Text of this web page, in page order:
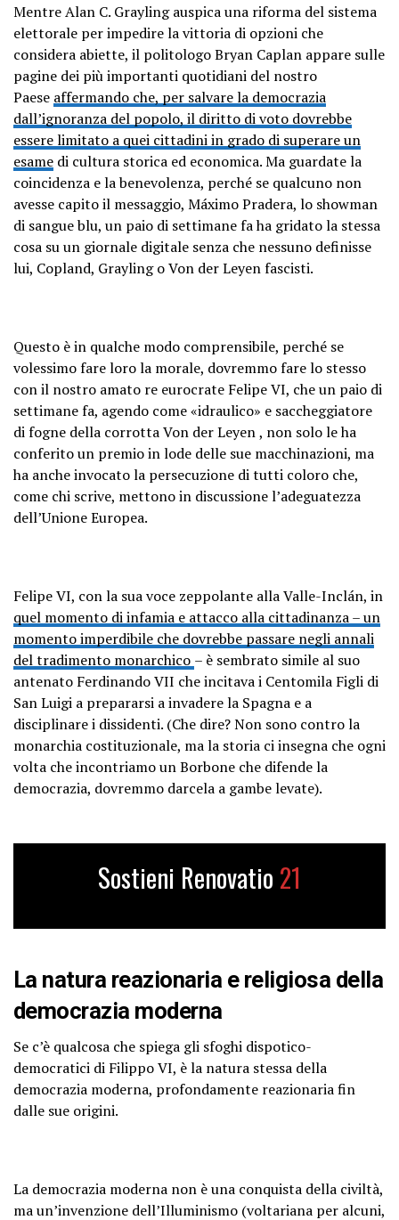
Mentre Alan C. Grayling auspica una riforma del sistema
elettorale per impedire la vittoria di opzioni che
considera abiette, il politologo Bryan Caplan appare sulle
pagine dei più importanti quotidiani del nostro
Paese affermando che, per salvare la democrazia
dall’ignoranza del popolo, il diritto di voto dovrebbe
essere limitato a quei cittadini in grado di superare un
esame di cultura storica ed economica. Ma guardate la
coincidenza e la benevolenza, perché se qualcuno non
avesse capito il messaggio, Máximo Pradera, lo showman
di sangue blu, un paio di settimane fa ha gridato la stessa
cosa su un giornale digitale senza che nessuno definisse
lui, Copland, Grayling o Von der Leyen fascisti.
Questo è in qualche modo comprensibile, perché se
volessimo fare loro la morale, dovremmo fare lo stesso
con il nostro amato re eurocrate Felipe VI, che un paio di
settimane fa, agendo come«idraulico» e saccheggiatore
di fogne della corrotta Von der Leyen, non solo le ha
conferito un premio in lode delle sue macchinazioni, ma
ha anche invocatola persecuzione di tutti coloro che,
come chi scrive, mettono in discussione l’adeguatezza
dell’Unione Europea.
Felipe VI, con la sua voce zeppolante alla Valle-Inclán, in
quel momento di infamia e attacco alla cittadinanza – un
momento imperdibile che dovrebbe passare negli annali
del tradimento monarchico – è sembrato simile al suo
antenato Ferdinando VII che incitava i Centomila Figli di
San Luigi a prepararsi a invadere la Spagna e a
disciplinare i dissidenti. (Che dire? Non sono contro la
monarchia costituzionale, ma la storia ci insegna che ogni
volta che incontriamo un Borbone che difende la
democrazia, dovremmo darcela a gambe levate).
Sostieni Renovatio 21
La natura reazionaria e religiosa della
democrazia moderna
Se c’è qualcosa che spiega gli sfoghi dispotico-
democratici di Filippo VI, è la natura stessa della
democrazia moderna, profondamente reazionariafin
dalle sue origini.
La democrazia moderna non è una conquista della civiltà,
ma un’invenzione dell’Illuminismo (voltariana per alcuni,